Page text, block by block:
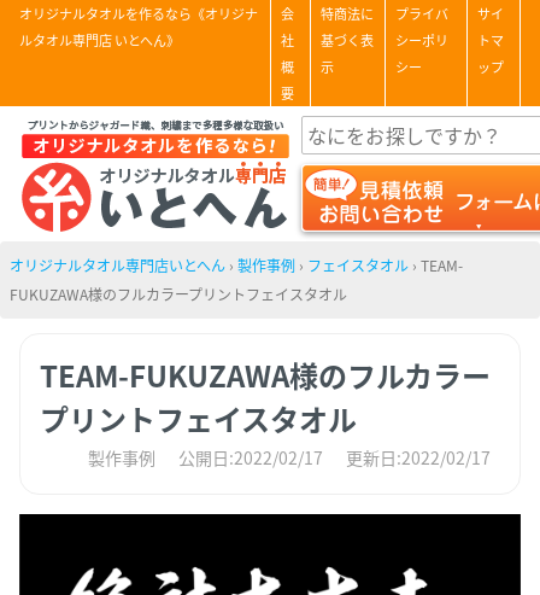
オリジナルタオルを作るなら《オリジナ
ルタオル専門店 いとへん》
会
社
概
要
特商法に
基づく表
示
プライバ
シーポリ
シー
サイ
トマ
ップ
オリジナルタオル専門店いとへん › 製作事例 › フェイスタオル › TEAM-
FUKUZAWA様のフルカラープリントフェイスタオル
TEAM-FUKUZAWA様のフルカラー
プリントフェイスタオル
製作事例 公開日:2022/02/17 更新日:2022/02/17